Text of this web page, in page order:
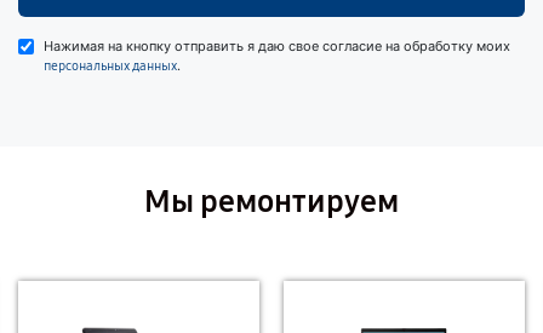
Нажимая на кнопку отправить я даю свое согласие на обработку моих
персональных данных.
Мы ремонтируем